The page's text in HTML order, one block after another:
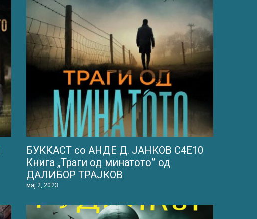
БУККАСТ со АНДЕ Д. ЈАНКОВ С4Е10
Книга „Траги од минатото” од
ДАЛИБОР ТРАЈКОВ
мај 2, 2023